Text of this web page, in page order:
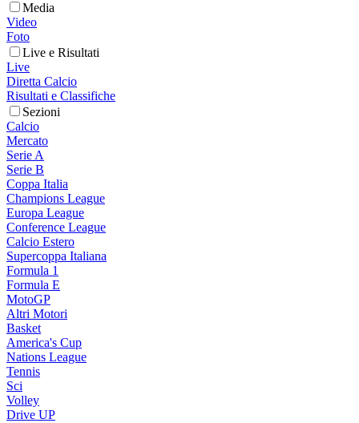
Media
Video
Foto
Live e Risultati
Live
Diretta Calcio
Risultati e Classifiche
Sezioni
Calcio
Mercato
Serie A
Serie B
Coppa Italia
Champions League
Europa League
Conference League
Calcio Estero
Supercoppa Italiana
Formula 1
Formula E
MotoGP
Altri Motori
Basket
America's Cup
Nations League
Tennis
Sci
Volley
Drive UP